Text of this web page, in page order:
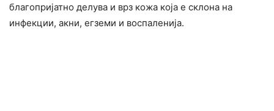
благопријатно делува и врз кожа која е склона на
инфекции, акни, егземи и воспаленија.